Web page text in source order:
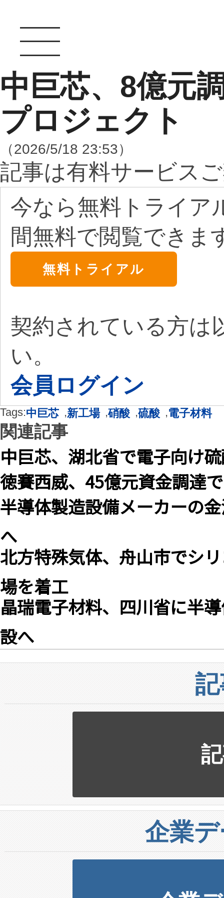
中巨芯、8億元
プロジェクト
（2026/5/18 23:53）
記事は有料サービス
今なら無料トライア
間無料で閲覧できま
無料トライアル
契約されている方は
い。
会員ログイン
Tags:中巨芯 ,新工場 ,硝酸 ,硫酸 ,電子材料
関連記事
中巨芯、湖北省で電子向け
徳賽西威、45億元資金調達
半導体製造設備メーカーの
へ
北方特殊気体、舟山市でシ
場を着工
晶瑞電子材料、四川省に半
設へ
企業